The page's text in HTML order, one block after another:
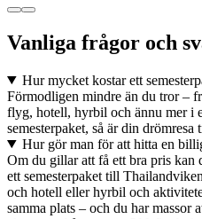
Vanliga frågor och
Hur mycket kostar ett
Förmodligen mindre än du tror –
flyg, hotell, hyrbil och ännu mer i
semesterpaket, så är din
Hur gör man för att hitta en
Om du gillar att få ett bra pris
ett semesterpaket till
och hotell eller hyrbil och
samma plats – och du har massor